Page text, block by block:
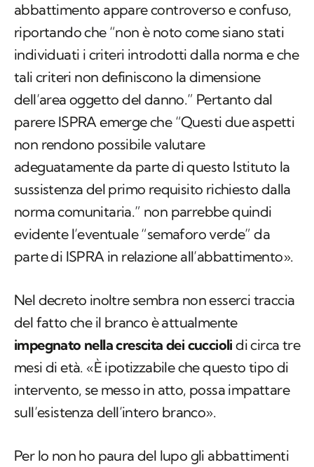
abbattimento appare controverso e confuso,
riportando che “non è noto come siano stati
individuati i criteri introdotti dalla norma e che
tali criteri non definiscono la dimensione
dell’area oggetto del danno.” Pertanto dal
parere ISPRA emerge che “Questi due aspetti
non rendono possibile valutare
adeguatamente da parte di questo Istituto la
sussistenza del primo requisito richiesto dalla
norma comunitaria.” non parrebbe quindi
evidente l’eventuale “semaforo verde” da
parte di ISPRA in relazione all’abbattimento».
Nel decreto inoltre sembra non esserci traccia
del fatto che il branco è attualmente
impegnato nella crescita dei cuccioli di circa tre
mesi di età. «È ipotizzabile che questo tipo di
intervento, se messo in atto, possa impattare
sull’esistenza dell’intero branco».
Per Io non ho paura del lupo gli abbattimenti